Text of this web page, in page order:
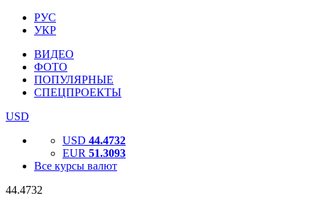
РУС
УКР
ВИДЕО
ФОТО
ПОПУЛЯРНЫЕ
СПЕЦПРОЕКТЫ
USD
USD 44.4732
EUR 51.3093
Все курсы валют
44.4732